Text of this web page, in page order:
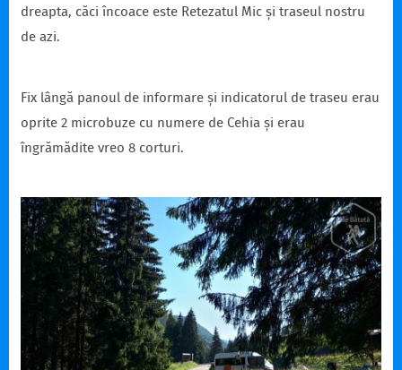
dreapta, căci încoace este Retezatul Mic și traseul nostru
de azi.
Fix lângă panoul de informare și indicatorul de traseu erau
oprite 2 microbuze cu numere de Cehia și erau
îngrămădite vreo 8 corturi.